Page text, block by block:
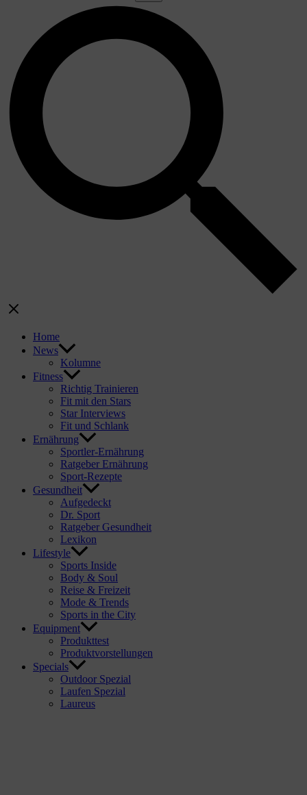
Home
News
Kolumne
Fitness
Richtig Trainieren
Fit mit den Stars
Star Interviews
Fit und Schlank
Ernährung
Sportler-Ernährung
Ratgeber Ernährung
Sport-Rezepte
Gesundheit
Aufgedeckt
Dr. Sport
Ratgeber Gesundheit
Lexikon
Lifestyle
Sports Inside
Body & Soul
Reise & Freizeit
Mode & Trends
Sports in the City
Equipment
Produkttest
Produktvorstellungen
Specials
Outdoor Spezial
Laufen Spezial
Laureus